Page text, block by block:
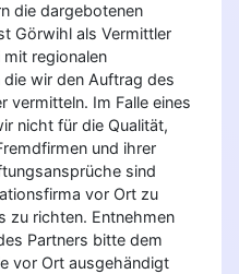
die dargebotenen
Görwihl als Vermittler
regionalen
wir den Auftrag des
vermitteln. Im Falle eines
nicht für die Qualität,
und ihrer
sind
vor Ort zu
zu richten. Entnehmen
Partners bitte dem
vor Ort ausgehändigt